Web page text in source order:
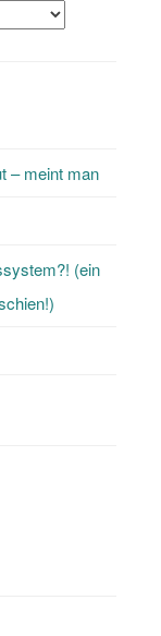
– meint man
(ein